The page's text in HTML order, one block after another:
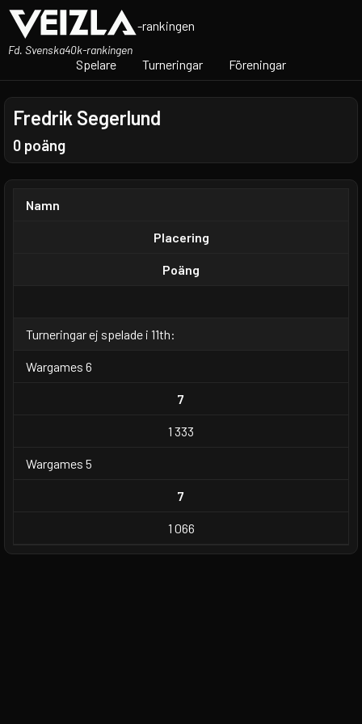
-rankingen
Fd. Svenska40k-rankingen
Spelare Turneringar Föreningar
Fredrik Segerlund
0 poäng
Namn
Placering
Poäng
Turneringar ej spelade i 11th:
Wargames 6
7
1 333
Wargames 5
7
1 066